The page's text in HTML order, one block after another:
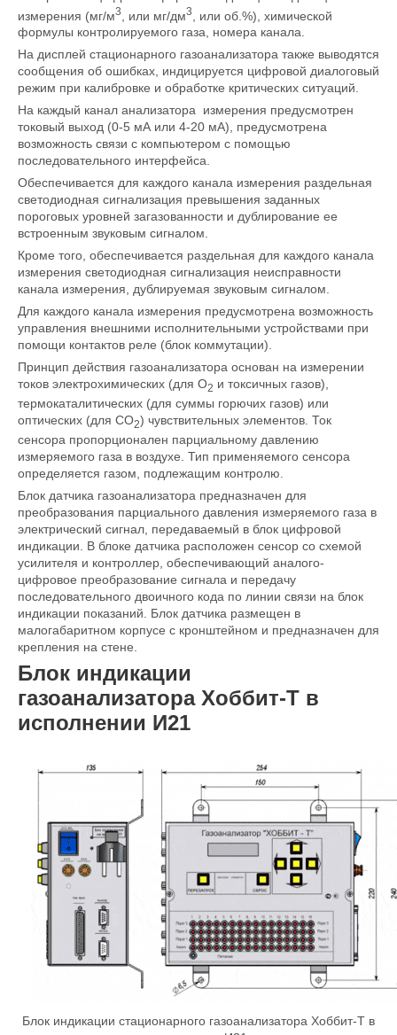
измерения (мг/м3 , или мг/дм3
, или об.%), химической
формулы контролируемого газа, номера канала.
На дисплей стационарного газоанализатора также выводятся
сообщения об ошибках, индицируется цифровой диалоговый
режим при калибровке и обработке критических ситуаций.
На каждый канал анализатора измерения предусмотрен
токовый выход (0-5 мА или 4-20 мА), предусмотрена
возможность связи с компьютером с помощью
последовательного интерфейса.
Обеспечивается для каждого канала измерения раздельная
светодиодная сигнализация превышения заданных
пороговых уровней загазованности и дублирование ее
встроенным звуковым сигналом.
Кроме того, обеспечивается раздельная для каждого канала
измерения светодиодная сигнализация неисправности
канала измерения, дублируемая звуковым сигналом.
Для каждого канала измерения предусмотрена возможность
управления внешними исполнительными устройствами при
помощи контактов реле (блок коммутации).
Принцип действия газоанализатора основан на измерении
токов электрохимических (для O2 и токсичных газов),
термокаталитических (для суммы горючих газов) или
оптических (для CO2) чувствительных элементов. Ток
сенсора пропорционален парциальному давлению
измеряемого газа в воздухе. Тип применяемого сенсора
определяется газом, подлежащим контролю.
Блок датчика газоанализатора предназначен для
преобразования парциального давления измеряемого газа в
электрический сигнал, передаваемый в блок цифровой
индикации. В блоке датчика расположен сенсор со схемой
усилителя и контроллер, обеспечивающий аналого-
цифровое преобразование сигнала и передачу
последовательного двоичного кода по линии связи на блок
индикации показаний. Блок датчика размещен в
малогабаритном корпусе с кронштейном и предназначен для
крепления на стене.
Блок индикации
газоанализатора Хоббит-Т в
исполнении И21
Блок индикации стационарного газоанализатора Хоббит-Т в